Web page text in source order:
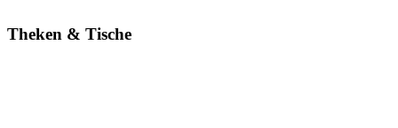
Theken & Tische